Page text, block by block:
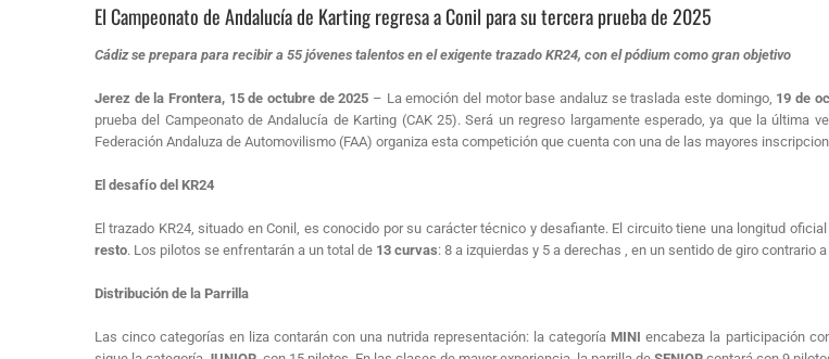
El Campeonato de Andalucía de Karting regresa a Conil para su tercera prueba de 2025
Cádiz se prepara para recibir a 55 jóvenes talentos en el exigente trazado KR24, con el pódium como gran objetivo
Jerez de la Frontera, 15 de octubre de 2025 – La emoción del motor base andaluz se traslada este domingo, 19 de
prueba del Campeonato de Andalucía de Karting (CAK 25).Será un regreso largamente esperado, ya que la última
Federación Andaluza de Automovilismo (FAA) organiza esta competición que cuenta con una de las mayores
El desafío del KR24
El trazado KR24, situado en Conil, es conocido por su carácter técnico y desafiante. El circuito tiene una longitud oficial
resto. Los pilotos se enfrentarán a un total de 13 curvas: 8 a izquierdas y 5 a derechas , en un sentido de giro contrario
Distribución de la Parrilla
Las cinco categorías en lizacontarán con una nutrida representación: la categoríaMINI encabeza la participación